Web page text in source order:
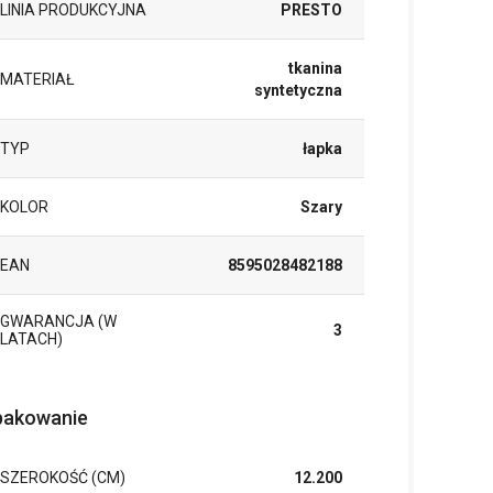
LINIA PRODUKCYJNA PRESTO
MATERIAŁ
tkanina
syntetyczna
TYP łapka
KOLOR Szary
EAN 8595028482188
GWARANCJA (W
LATACH)
3
SZEROKOŚĆ (CM) 12.200